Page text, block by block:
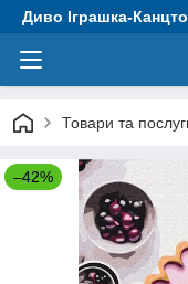
Диво Іграшка-
Товари та
–42%